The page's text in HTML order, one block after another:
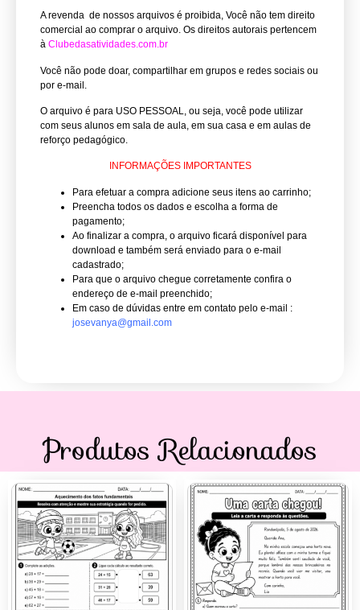
A revenda de nossos arquivos é proibida, Você não tem direito
comercial ao comprar o arquivo. Os direitos autorais pertencem
à Clubedasatividades.com.br
Você não pode doar, compartilhar em grupos e redes sociais ou
por e-mail.
O arquivo é para USO PESSOAL, ou seja, você pode utilizar
com seus alunos em sala de aula, em sua casa e em aulas de
reforço pedagógico.
INFORMAÇÕES IMPORTANTES
Para efetuar a compra adicione seus itens ao carrinho;
Preencha todos os dados e escolha a forma de
pagamento;
Ao finalizar a compra, o arquivo ficará disponível para
download e também será enviado para o e-mail
cadastrado;
Para que o arquivo chegue corretamente confira o
endereço de e-mail preenchido;
Em caso de dúvidas entre em contato pelo e-mail :
josevanya@gmail.com
Produtos Relacionados